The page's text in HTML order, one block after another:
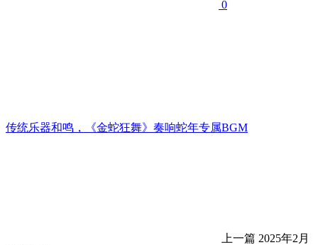
0
传统乐器和鸣，《金蛇狂舞》奏响蛇年专属BGM
上一篇 2025年2月